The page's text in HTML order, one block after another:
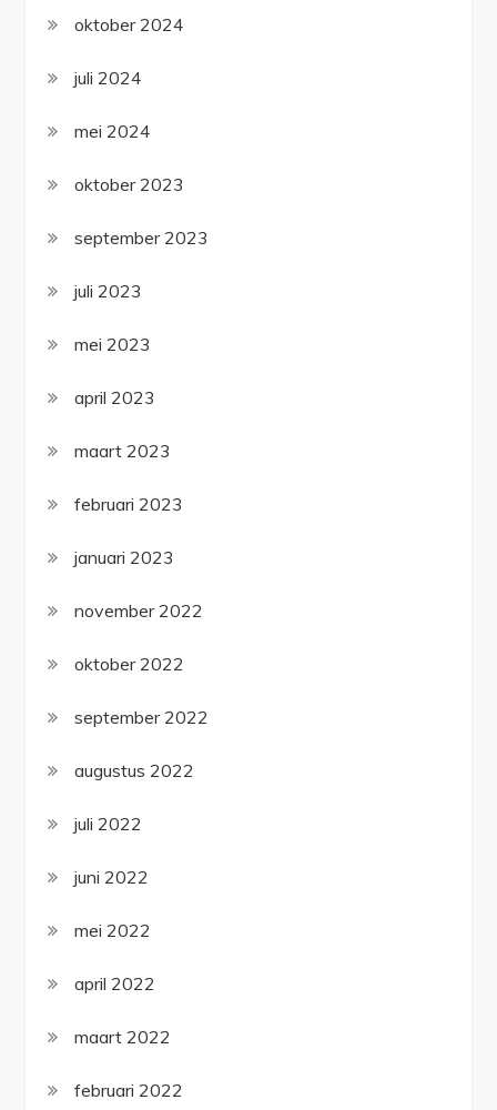
oktober 2024
juli 2024
mei 2024
oktober 2023
september 2023
juli 2023
mei 2023
april 2023
maart 2023
februari 2023
januari 2023
november 2022
oktober 2022
september 2022
augustus 2022
juli 2022
juni 2022
mei 2022
april 2022
maart 2022
februari 2022